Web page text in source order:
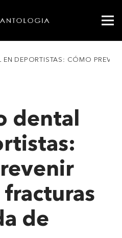
EN DEPORTISTAS: CÓMO
dental
fracturas
de